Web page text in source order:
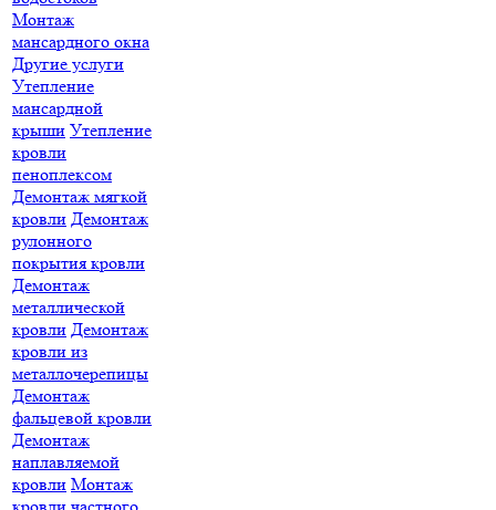
Монтаж
мансардного окна
Другие услуги
Утепление
мансардной
крыши Утепление
кровли
пеноплексом
Демонтаж мягкой
кровли Демонтаж
рулонного
покрытия кровли
Демонтаж
металлической
кровли Демонтаж
кровли из
металлочерепицы
Демонтаж
фальцевой кровли
Демонтаж
наплавляемой
кровли Монтаж